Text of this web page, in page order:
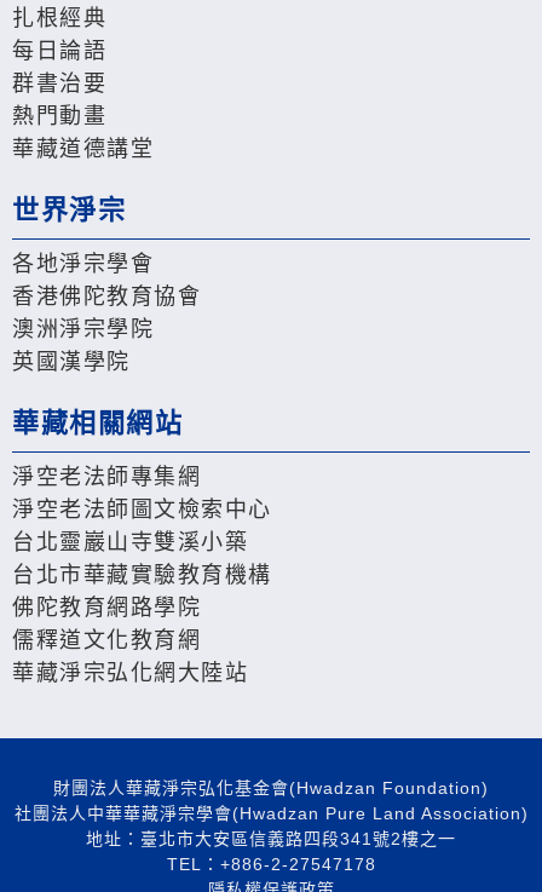
扎根經典
每日論語
群書治要
熱門動畫
華藏道德講堂
世界淨宗
各地淨宗學會
香港佛陀教育協會
澳洲淨宗學院
英國漢學院
華藏相關網站
淨空老法師專集網
淨空老法師圖文檢索中心
台北靈巖山寺雙溪小築
台北市華藏實驗教育機構
佛陀教育網路學院
儒釋道文化教育網
華藏淨宗弘化網大陸站
財團法人華藏淨宗弘化基金會(Hwadzan Foundation)
社團法人中華華藏淨宗學會(Hwadzan Pure Land Association)
地址：臺北市大安區信義路四段341號2樓之一
TEL：+886-2-27547178